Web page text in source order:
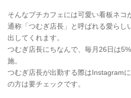
そんなプチカフェには可愛い看板ネコ
通称「つむぎ店長」と呼ばれる愛らし
出してくれます。
つむぎ店長にちなんで、毎月26日は
施。
つむぎ店長が出勤する際はInstagram
の方は要チェックです。